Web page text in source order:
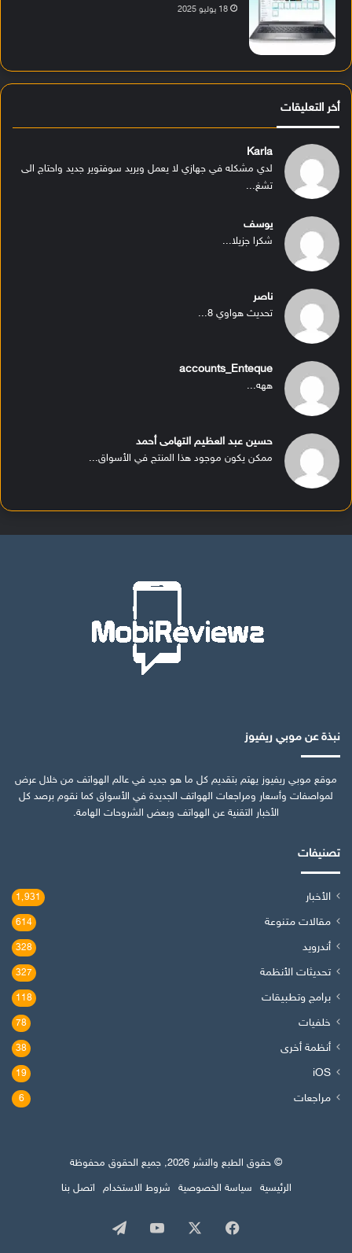
18 يوليو 2025
أخر التعليقات
Karla
لدي مشكله في جهازي لا يعمل ويريد سوفتوير جديد واحتاج الى
تشغ...
يوسف
شكرا جزيلا...
ناصر
تحديث هواوي 8...
accounts_Enteque
ههه...
حسين عبد العظيم التهامى أحمد
ممكن يكون موجود هذا المنتج في الأسواق...
نبذة عن موبي ريفيوز
موقع موبي ريفيوز يهتم بتقديم كل ما هو جديد في عالم الهواتف من خلال عرض
لمواصفات وأسعار ومراجعات الهواتف الجديدة في الأسواق كما نقوم برصد كل
الأخبار التقنية عن الهواتف وبعض الشروحات الهامة.
تصنيفات
الأخبار 1٬931
مقالات متنوعة 614
أندرويد 328
تحديثات الأنظمة 327
برامج وتطبيقات 118
خلفيات 78
أنظمة أخرى 38
iOS
19
مراجعات 6
© حقوق الطبع والنشر 2026, جميع الحقوق محفوظة
الرئيسية
سياسة الخصوصية شروط الاستخدام اتصل بنا
فيسبوك ‫YouTube